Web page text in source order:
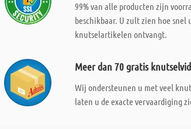
99% van alle producten zijn
beschikbaar. U zult zien hoe snel
knutselartikelen ontvangt.
Meer dan 70 gratis
Wij ondersteunen u met veel
laten u de exacte vervaardiging